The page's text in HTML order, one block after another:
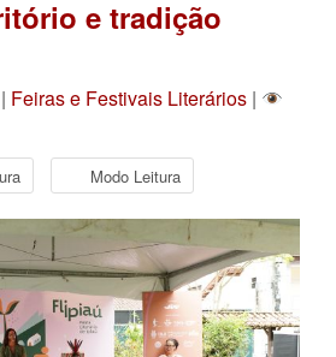
e tradição
Feiras e Festivais Literários |
Modo Leitura